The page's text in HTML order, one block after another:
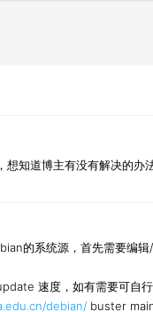
想知道博主有没有解决的办
的系统源，首先需要编
速度，如有需要可自
debian/ buster